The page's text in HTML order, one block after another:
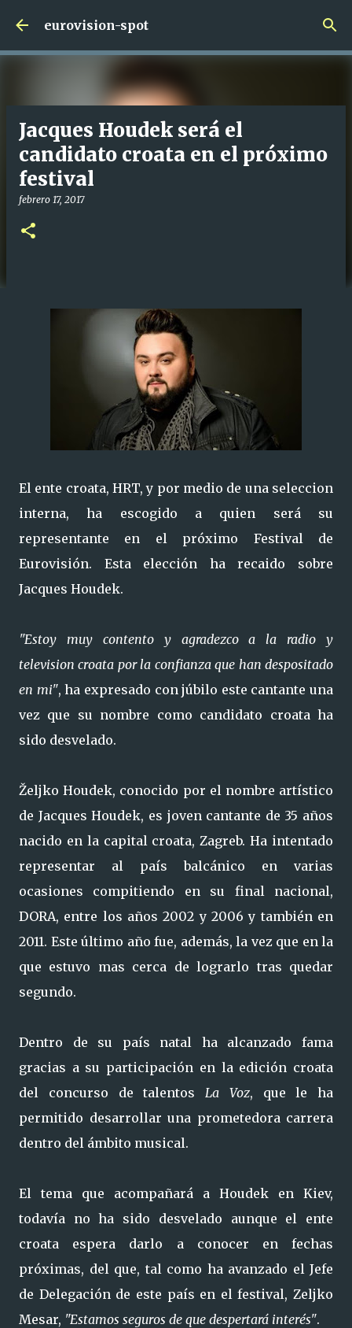
Ir al contenido principal
eurovision-spot
Jacques Houdek será el
candidato croata en el próximo
festival
febrero 17, 2017
El ente croata, HRT, y por medio de una seleccion
interna, ha escogido a quien será su
representante en el próximo Festival de
Eurovisión. Esta elección ha recaido sobre
Jacques Houdek.
"Estoy muy contento y agradezco a la radio y
television croata por la confianza que han despositado
en mi", ha expresado con júbilo este cantante una
vez que su nombre como candidato croata ha
sido desvelado.
Željko Houdek, conocido por el nombre artístico
de Jacques Houdek, es joven cantante de 35 años
nacido en la capital croata, Zagreb. Ha intentado
representar al país balcánico en varias
ocasiones compitiendo en su final nacional,
DORA, entre los años 2002 y 2006 y también en
2011. Este último año fue, además, la vez que en la
que estuvo mas cerca de lograrlo tras quedar
segundo.
Dentro de su país natal ha alcanzado fama
gracias a su participación en la edición croata
del concurso de talentos La Voz, que le ha
permitido desarrollar una prometedora carrera
dentro del ámbito musical.
El tema que acompañará a Houdek en Kiev,
todavía no ha sido desvelado aunque el ente
croata espera darlo a conocer en fechas
próximas, del que, tal como ha avanzado el Jefe
de Delegación de este país en el festival, Zeljko
Mesar, "Estamos seguros de que despertará interés".